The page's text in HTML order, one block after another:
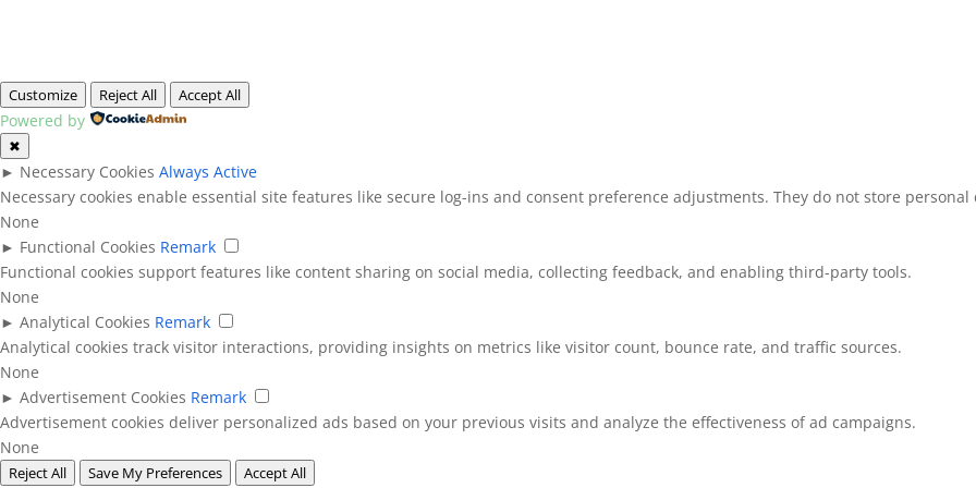
Customize Reject All Accept All
Powered by
✖
► Necessary Cookies Always Active
Necessary cookies enable essential site features like secure log-ins and consent preference adjustments. They do not store personal
None
► Functional Cookies Remark
Functional cookies support features like content sharing on social media, collecting feedback, and enabling third-party tools.
None
► Analytical Cookies Remark
Analytical cookies track visitor interactions, providing insights on metrics like visitor count, bounce rate, and traffic sources.
None
► Advertisement Cookies Remark
Advertisement cookies deliver personalized ads based on your previous visits and analyze the effectiveness of ad campaigns.
None
Reject All Save My Preferences Accept All